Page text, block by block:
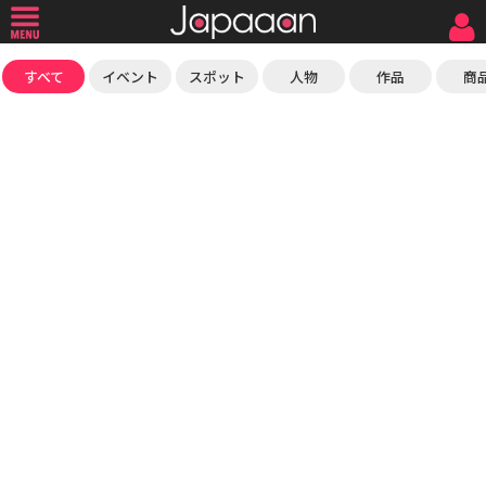
すべて イベント スポット 人物 作品 商